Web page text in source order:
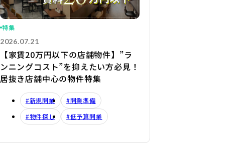
特集
2026.07.21
【家賃20万円以下の店舗物件】”ラ
ンニングコスト”を抑えたい方必見！
居抜き店舗中心の物件特集
#新規開業
#開業準備
#物件探し
#低予算開業